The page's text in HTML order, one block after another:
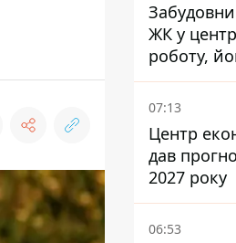
ЖК у
роботу,
втекли з
07:13
Центр
дав
2027 року
06:53